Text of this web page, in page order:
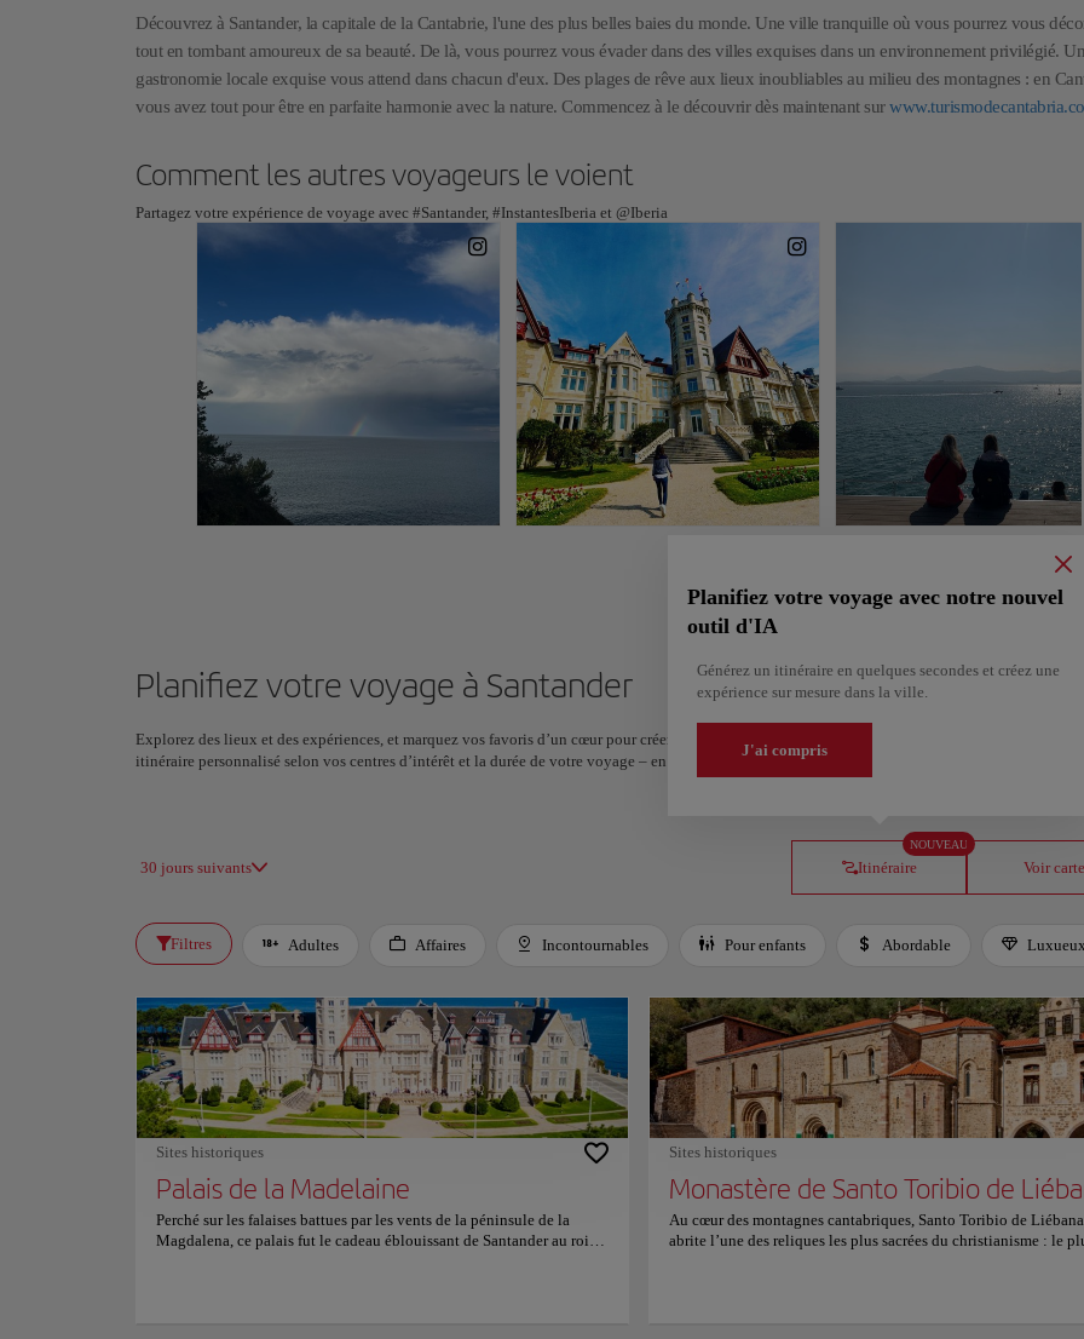
Découvrez à Santander, la capitale de la Cantabrie, l'une des plus belles baies du monde. Une ville tranquille où vous pourrez vous
tout en tombant amoureux de sa beauté. De là, vous pourrez vous évader dans des villes exquises dans un environnement privilégié.
gastronomie locale exquise vous attend dans chacun d'eux. Des plages de rêve aux lieux inoubliables au milieu des montagnes : en
vous avez tout pour être en parfaite harmonie avec la nature. Commencez à le découvrir dès maintenant sur
Comment les autres voyageurs le voient
Partagez votre expérience de voyage avec #Santander, #InstantesIberia et @Iberia
Planifiez votre voyage à Santander
Explorez des lieux et des expériences, et marquez vos favoris d’un cœur pour créer et partager votre itinéraire. Vous voulez plus d’idées ?
itinéraire personnalisé selon vos centres d’intérêt et la durée de votre voyage – en seulement deux étapes et téléchargeable sur Google Maps.
30 jours suivants Itinéraire
NOUVEAU
Planifiez votre voyage avec notre nouvel
outil d'IA
Générez un itinéraire en quelques secondes et créez une
expérience sur mesure dans la ville.
J'ai compris
Voir carte
Filtres Adultes Affaires Incontournables Pour enfants Abordable Luxueux
Sites historiques
Palais de la Madelaine
Perché sur les falaises battues par les vents de la péninsule de la
Magdalena, ce palais fut le cadeau éblouissant de Santander au roi
Sites historiques
Monastère de Santo Toribio de
Au cœur des montagnes cantabriques, Santo Toribio de Liébana
abrite l’une des reliques les plus sacrées du christianisme : le